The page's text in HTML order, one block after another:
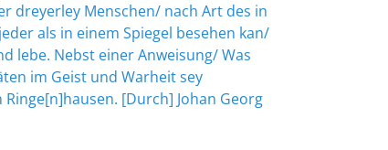
dreyerley Menschen/ nach Art des in
als in einem Spiegel besehen kan/
lebe. Nebst einer Anweisung/ Was
im Geist und Warheit sey
[Durch] Johan Georg